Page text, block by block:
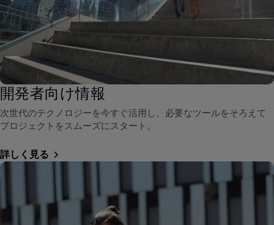
開発者向け情報
次世代のテクノロジーを今すぐ活用し、必要なツールをそろえて
プロジェクトをスムーズにスタート。
詳しく見る